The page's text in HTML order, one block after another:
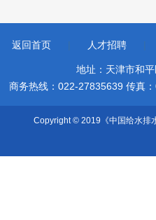
返回首页 | 人才招聘 |
地址：天津市和
商务热线：022-27835639 传真
Copyright © 2019《中国给水排